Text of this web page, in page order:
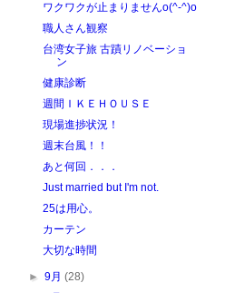
ワクワクが止まりませんo(^-^)o
職人さん観察
台湾女子旅 古蹟リノベーショ
ン
健康診断
週間ＩＫＥＨＯＵＳＥ
現場進捗状況！
週末台風！！
あと何回．．．
Just married but I'm not.
25は用心。
カーテン
大切な時間
►9月 (28)